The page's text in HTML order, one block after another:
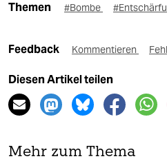
Themen #Bombe
Feedback Kommentieren
Diesen Artikel teilen
Mehr zum Thema